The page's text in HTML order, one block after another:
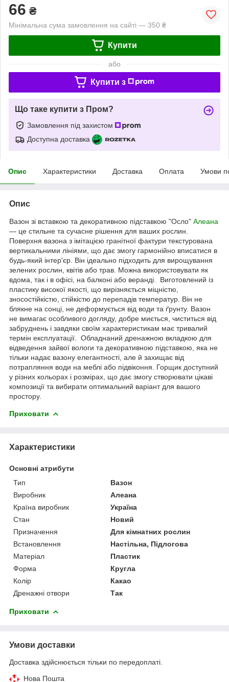
66 ₴
Мінімальна сума замовлення на сайті — 350 ₴
Купити
або
Купити з
Що таке купити з Пром?
Замовлення під захистом
Доступна доставка
Опис Характеристики Доставка Оплата Умови
Опис
Вазон зі вставкою та декоративною підставкою "Осло" Алеана
— це стильне та сучасне рішення для ваших рослин.
Поверхня вазона з імітацією гранітної фактури текстурована
вертикальними лініями, що дає змогу гармонійно вписатися в
будь-який інтер'єр. Він ідеально підходить для вирощування
зелених рослин, квітів або трав. Можна використовувати як
вдома, так і в офісі, на балконі або веранді. Виготовлений із
пластику високої якості, що вирізняється міцністю,
зносостійкістю, стійкістю до перепадів температур. Він не
блякне на сонці, не деформується від води та ґрунту. Вазон
не вимагає особливого догляду, добре миється, чиститься від
забруднень і завдяки своїм характеристикам має тривалий
термін експлуатації. Обладнаний дренажною вкладкою для
відведення зайвої вологи та декоративною підставкою, яка не
тільки надає вазону елегантності, але й захищає від
потрапляння води на меблі або підвіконня. Горщик доступний
у різних кольорах і розмірах, що дає змогу створювати цікаві
композиції та вибирати оптимальний варіант для вашого
простору.
Приховати
Характеристики
Основні атрибути
Тип
Вазон
Виробник
Алеана
Країна виробник
Україна
Стан
Новий
Призначення
Для кімнатних рослин
Встановлення
Настільна, Підлогова
Матеріал
Пластик
Форма
Кругла
Колір
Какао
Дренажні отвори
Так
Приховати
Умови доставки
Доставка здійснюється тільки по передоплаті.
Нова Пошта